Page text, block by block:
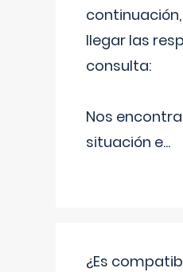
llegar las
consulta:
Nos
situación e...
¿Es